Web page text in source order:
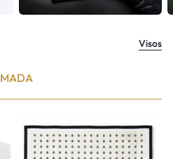
Visos
MADA